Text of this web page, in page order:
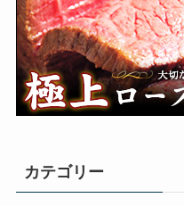
カテゴリー